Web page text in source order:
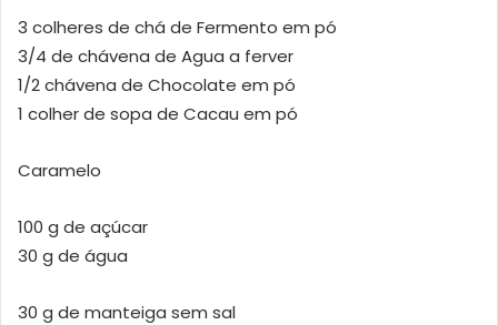
3 colheres de chá de Fermento em pó
3/4 de chávena de Agua a ferver
1/2 chávena de Chocolate em pó
1 colher de sopa de Cacau em pó
Caramelo
100 g de açúcar
30 g de água
30 g de manteiga sem sal